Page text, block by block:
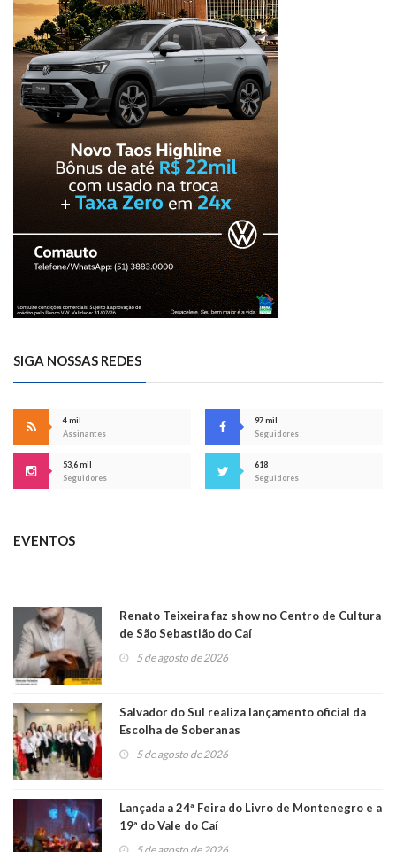
SIGA NOSSAS REDES
4 mil
Assinantes
97 mil
Seguidores
53,6 mil
Seguidores
618
Seguidores
EVENTOS
Renato Teixeira faz show no Centro de Cultura
de São Sebastião do Caí
5 de agosto de 2026
Salvador do Sul realiza lançamento oficial da
Escolha de Soberanas
5 de agosto de 2026
Lançada a 24ª Feira do Livro de Montenegro e a
19ª do Vale do Caí